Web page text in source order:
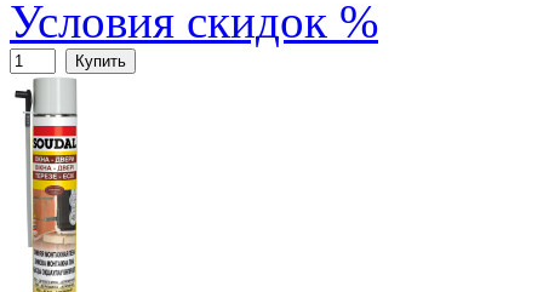
Условия скидок %
Купить